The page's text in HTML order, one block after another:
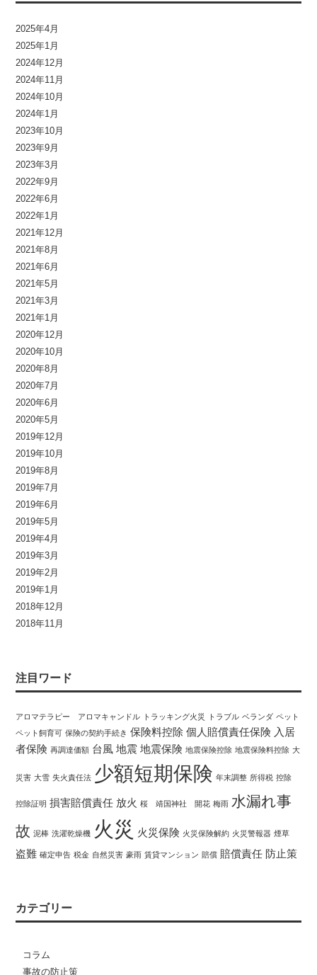
2025年4月
2025年1月
2024年12月
2024年11月
2024年10月
2024年1月
2023年10月
2023年9月
2023年3月
2022年9月
2022年6月
2022年1月
2021年12月
2021年8月
2021年6月
2021年5月
2021年3月
2021年1月
2020年12月
2020年10月
2020年8月
2020年7月
2020年6月
2020年5月
2019年12月
2019年10月
2019年8月
2019年7月
2019年6月
2019年5月
2019年4月
2019年3月
2019年2月
2019年1月
2018年12月
2018年11月
注目ワード
アロマテラピー アロマキャンドル トラッキング火災 トラブル ベランダ ペット
ペット飼育可 保険の契約手続き 保険料控除 個人賠償責任保険 入居
者保険 再調達価額 台風 地震 地震保険 地震保険控除 地震保険料控除 大
災害 大雪 失火責任法 少額短期保険 年末調整 所得税 控除
控除証明 損害賠償責任 放火 桜 靖国神社 開花 梅雨 水漏れ事
故 泥棒 洗濯乾燥機 火災 火災保険 火災保険解約 火災警報器 煙草
盗難 確定申告 税金 自然災害 豪雨 賃貸マンション 賠償 賠償責任 防止策
カテゴリー
コラム
事故の防止策